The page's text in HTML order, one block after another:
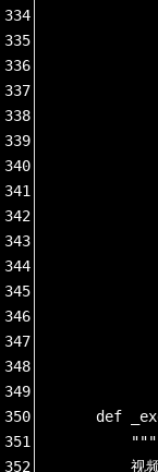
def
        """
视
334
335
336
337
338
339
340
341
342
343
344
345
346
347
348
349
350
351
352